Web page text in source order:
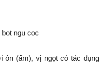
ôn (ấm), vị ngọt có tác dụng